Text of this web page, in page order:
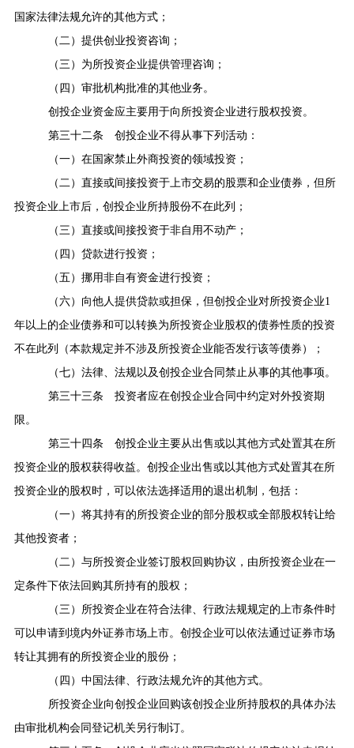
国家法律法规允许的其他方式；
（二）提供创业投资咨询；
（三）为所投资企业提供管理咨询；
（四）审批机构批准的其他业务。
创投企业资金应主要用于向所投资企业进行股权投资。
第三十二条 创投企业不得从事下列活动：
（一）在国家禁止外商投资的领域投资；
（二）直接或间接投资于上市交易的股票和企业债券，但所
投资企业上市后，创投企业所持股份不在此列；
（三）直接或间接投资于非自用不动产；
（四）贷款进行投资；
（五）挪用非自有资金进行投资；
（六）向他人提供贷款或担保，但创投企业对所投资企业1
年以上的企业债券和可以转换为所投资企业股权的债券性质的投资
不在此列（本款规定并不涉及所投资企业能否发行该等债券）；
（七）法律、法规以及创投企业合同禁止从事的其他事项。
第三十三条 投资者应在创投企业合同中约定对外投资期
限。
第三十四条 创投企业主要从出售或以其他方式处置其在所
投资企业的股权获得收益。创投企业出售或以其他方式处置其在所
投资企业的股权时，可以依法选择适用的退出机制，包括：
（一）将其持有的所投资企业的部分股权或全部股权转让给
其他投资者；
（二）与所投资企业签订股权回购协议，由所投资企业在一
定条件下依法回购其所持有的股权；
（三）所投资企业在符合法律、行政法规规定的上市条件时
可以申请到境内外证券市场上市。创投企业可以依法通过证券市场
转让其拥有的所投资企业的股份；
（四）中国法律、行政法规允许的其他方式。
所投资企业向创投企业回购该创投企业所持股权的具体办法
由审批机构会同登记机关另行制订。